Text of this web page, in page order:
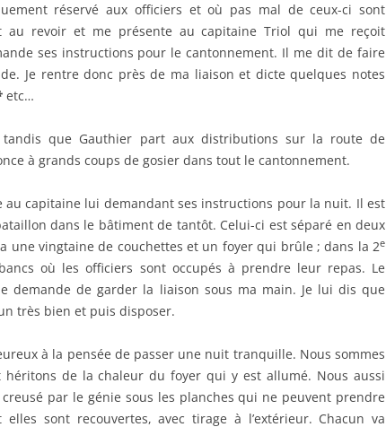
réservé aux officiers et où pas mal de ceux-ci sont
au revoir et me présente au capitaine Triol qui me reçoit
ses instructions pour le cantonnement. Il me dit de faire
Je rentre donc près de ma liaison et dicte quelques notes
etc…
tandis que Gauthier part aux distributions sur la route de
à grands coups de gosier dans tout le cantonnement.
au capitaine lui demandant ses instructions pour la nuit. Il est
dans le bâtiment de tantôt. Celui-ci est séparé en deux
une vingtaine de couchettes et un foyer qui brûle ; dans la 2e
où les officiers sont occupés à prendre leur repas. Le
demande de garder la liaison sous ma main. Je lui dis que
très bien et puis disposer.
à la pensée de passer une nuit tranquille. Nous sommes
de la chaleur du foyer qui y est allumé. Nous aussi
par le génie sous les planches qui ne peuvent prendre
sont recouvertes, avec tirage à l’extérieur. Chacun va